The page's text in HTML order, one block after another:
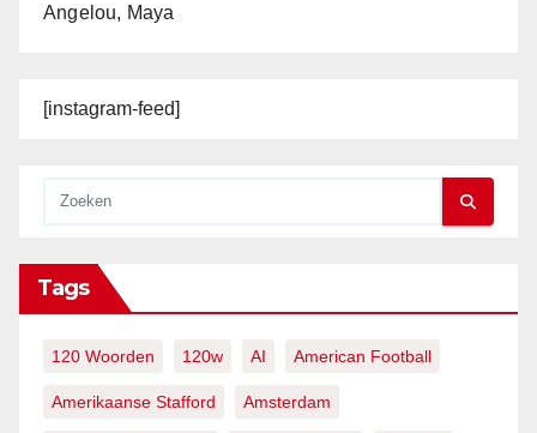
Angelou, Maya
[instagram-feed]
Tags
120 Woorden 120w AI American Football
Amerikaanse Stafford Amsterdam